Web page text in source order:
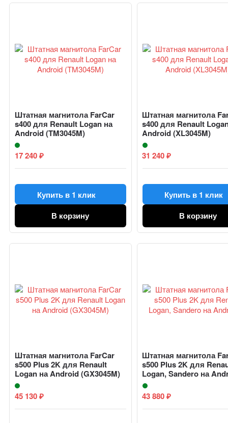
Штатная магнитола FarCar
s400 для Renault Logan на
Android (TM3045M)
17 240₽
Купить в 1 клик
В корзину
Штатная магнитола
s400 для Renault
Android (XL3045M)
31 240₽
Купить в 1 клик
В корзину
Штатная магнитола FarCar
s500 Plus 2K для Renault
Logan на Android (GX3045M)
45 130₽
Штатная магнитола
s500 Plus 2K для
Logan, Sandero на
43 880₽